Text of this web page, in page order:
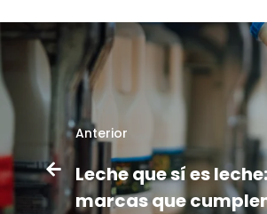
Anterior
Leche que sí es
marcas que